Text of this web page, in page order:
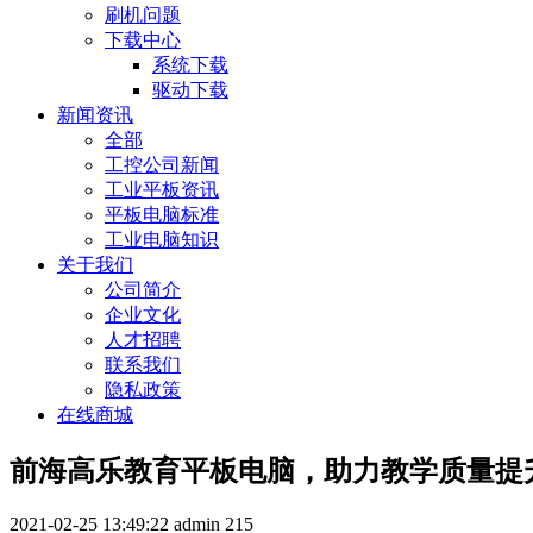
刷机问题
下载中心
系统下载
驱动下载
新闻资讯
全部
工控公司新闻
工业平板资讯
平板电脑标准
工业电脑知识
关于我们
公司简介
企业文化
人才招聘
联系我们
隐私政策
在线商城
前海高乐教育平板电脑，助力教学质量提
2021-02-25 13:49:22 admin 215